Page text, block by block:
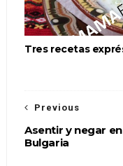
Tres recetas
Previous
Asentir y negar en
Bulgaria